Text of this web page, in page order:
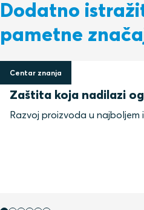
Dodatno
pametne
Centar znanja
14 lipnja 2024
Zaštita koja nadilazi
Razvoj proizvoda u najboljem